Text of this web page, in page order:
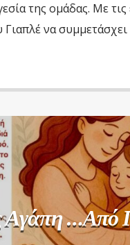
της ομάδας. Με τις
να συμμετάσχει
Αγάπη